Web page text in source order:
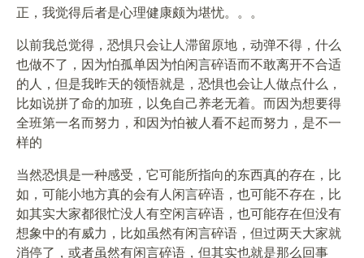
正，我觉得后者是心理健康颇为堪忧。。。
以前我总觉得，恐惧只会让人滞留原地，动弹不得，什么
也做不了，因为怕孤单因为怕闲言碎语而不敢离开不合适
的人，但是我昨天的领悟就是，恐惧也会让人做点什么，
比如说拼了命的加班，以免自己养老无着。而因为想要得
全班第一名而努力，和因为怕被人看不起而努力，是不一
样的
当然恐惧是一种感受，它可能所指向的东西真的存在，比
如，可能小地方真的会有人闲言碎语，也可能不存在，比
如其实大家都很忙没人有空闲言碎语，也可能存在但没有
想象中的有威力，比如虽然有闲言碎语，但过两天大家就
消停了，或者虽然有闲言碎语，但其实也就是那么回事